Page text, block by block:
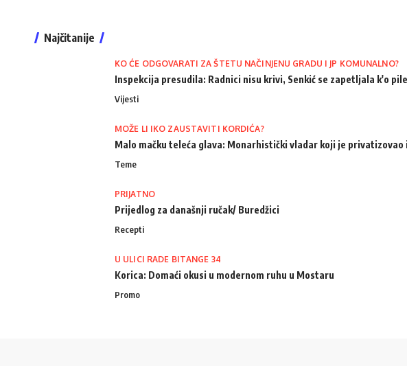
Najčitanije
KO ĆE ODGOVARATI ZA ŠTETU NAČINJENU GRADU I JP KOMUNALNO?
Inspekcija presudila: Radnici nisu krivi, Senkić se zapetljala k'o
Vijesti
MOŽE LI IKO ZAUSTAVITI KORDIĆA?
Malo mačku teleća glava: Monarhistički vladar koji je
Teme
PRIJATNO
Prijedlog za današnji ručak/ Buredžici
Recepti
U ULICI RADE BITANGE 34
Korica: Domaći okusi u modernom ruhu u Mostaru
Promo